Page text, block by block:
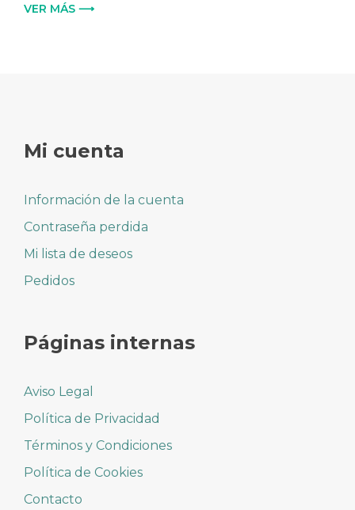
VER MÁS ⟶
Mi cuenta
Información de la cuenta
Contraseña perdida
Mi lista de deseos
Pedidos
Páginas internas
Aviso Legal
Política de Privacidad
Términos y Condiciones
Política de Cookies
Contacto